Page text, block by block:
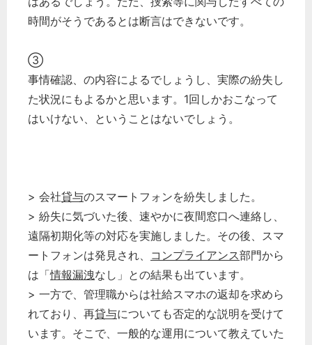
時間がそうであるとは断言はできないです。
③
事情確認、の内容によるでしょうし、実際の紛失し
た状況にもよるかと思います。1回しかおこなって
はいけない、ということはないでしょう。
> 会社貸与のスマートフォンを紛失しました。
> 紛失に気づいた後、速やかに夜間窓口へ連絡し、
遠隔初期化等の対応を実施しました。その後、スマ
ートフォンは発見され、 コンプライアンス部門から
は「情報漏洩なし」との結果も出ています。
> 一方で、管理職からは社給スマホの返却を求めら
れており、再貸与についても否定的な説明を受けて
います。そこで、一般的な運用について教えていた